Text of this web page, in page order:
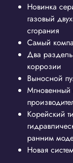
Новинка
газовый
сгорания
Самый
Два
коррозии
Выносной
Мгновенный
Корейский
ранним
Новая